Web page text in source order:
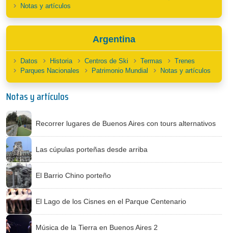
Notas y artículos
Argentina
Datos Historia Centros de Ski Termas
Trenes
Parques Nacionales
Patrimonio Mundial Notas y artículos
Notas y artículos
Recorrer lugares de Buenos Aires con tours alternativos
Las cúpulas porteñas desde arriba
El Barrio Chino porteño
El Lago de los Cisnes en el Parque Centenario
Música de la Tierra en Buenos Aires 2